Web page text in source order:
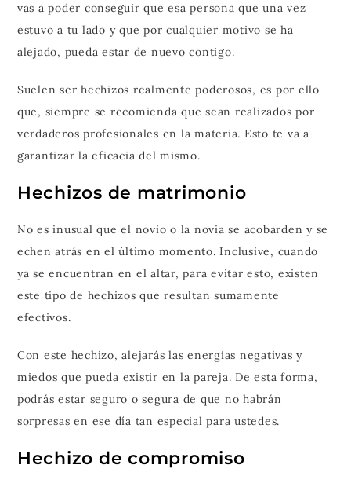
vas a poder conseguir que esa persona que una vez
estuvo a tu lado y que por cualquier motivo se ha
alejado, pueda estar de nuevo contigo.
Suelen ser hechizos realmente poderosos, es por ello
que, siempre se recomienda que sean realizados por
verdaderos profesionales en la materia. Esto te va a
garantizar la eficacia del mismo.
Hechizos de matrimonio
No es inusual que el novio o la novia se acobarden y se
echen atrás en el último momento. Inclusive, cuando
ya se encuentran en el altar, para evitar esto, existen
este tipo de hechizos que resultan sumamente
efectivos.
Con este hechizo, alejarás las energías negativas y
miedos que pueda existir en la pareja. De esta forma,
podrás estar seguro o segura de que no habrán
sorpresas en ese día tan especial para ustedes.
Hechizo de compromiso